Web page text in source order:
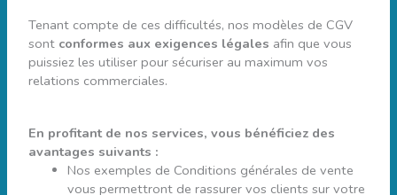
Tenant compte de ces difficultés, nos modèles de CGV
sont conformes aux exigences légales afin que vous
puissiez les utiliser pour sécuriser au maximum vos
relations commerciales.
En profitant de nos services, vous bénéficiez des
avantages suivants :
Nos exemples de Conditions générales de vente
vous permettront de rassurer vos clients sur votre